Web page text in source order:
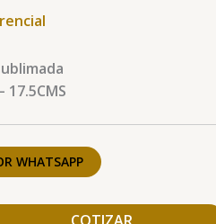
17.5CMS
WHATSAPP